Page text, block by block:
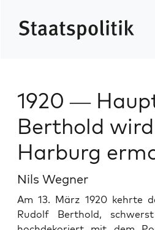
1920 —
Berthold
Harburg
Nils Wegner
Am 13. März 1920 kehrte
Rudolf Berthold,